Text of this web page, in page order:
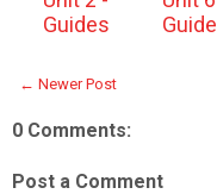
Guides
← Newer Post
0 Comments:
Post a Comment